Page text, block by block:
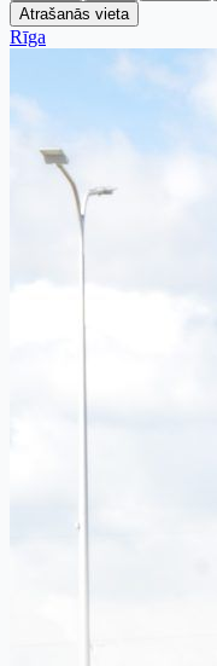
Atrašanās vieta
Rīga